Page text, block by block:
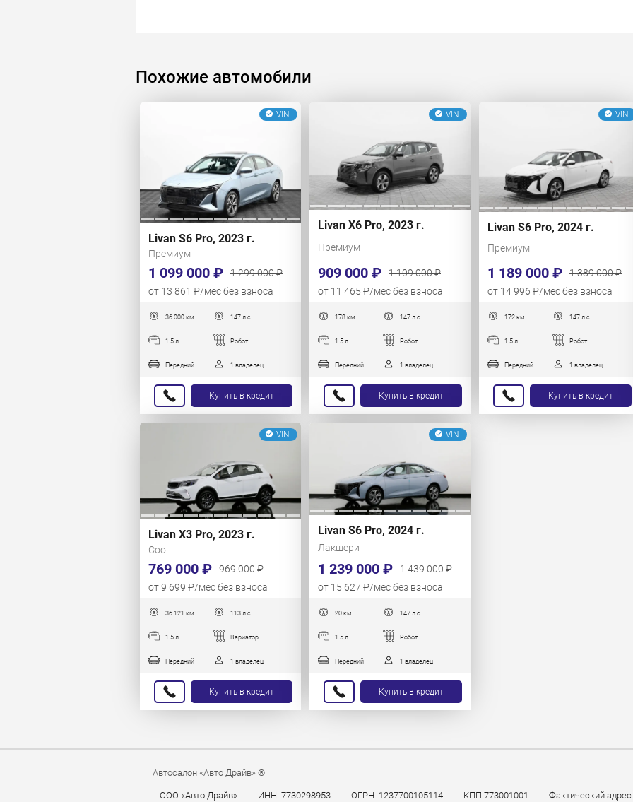
Похожие автомобили
VIN
Livan S6 Pro, 2023 г.
Премиум
1 099 000 ₽
1 299 000 ₽
от 13 861 ₽/мес без взноса
36 000 км 147 л.с.
1.5 л. Робот
Передний 1 владелец
Купить в кредит
VIN
Livan X6 Pro, 2023 г.
Премиум
909 000 ₽
1 109 000 ₽
от 11 465 ₽/мес без взноса
178 км 147 л.с.
1.5 л. Робот
Передний 1 владелец
Купить в кредит
VIN
Livan S6 Pro, 2024 г.
Премиум
1 189 000 ₽
1 389 000 ₽
от 14 996 ₽/мес без взноса
172 км 147 л.с.
1.5 л. Робот
Передний 1 владелец
Купить в кредит
VIN
Livan X3 Pro, 2023 г.
Cool
769 000 ₽
969 000 ₽
от 9 699 ₽/мес без взноса
36 121 км 113 л.с.
1.5 л. Вариатор
Передний 1 владелец
Купить в кредит
VIN
Livan S6 Pro, 2024 г.
Лакшери
1 239 000 ₽
1 439 000 ₽
от 15 627 ₽/мес без взноса
20 км 147 л.с.
1.5 л. Робот
Передний 1 владелец
Купить в кредит
Автосалон «Авто Драйв» ®
ООО «Авто Драйв» ИНН: 7730298953 ОГРН: 1237700105114 КПП:773001001 Фактический